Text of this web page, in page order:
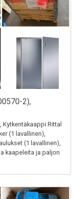
2),
Rittal
(1 lavallinen),
(1 lavallinen),
kaapeleita ja paljon